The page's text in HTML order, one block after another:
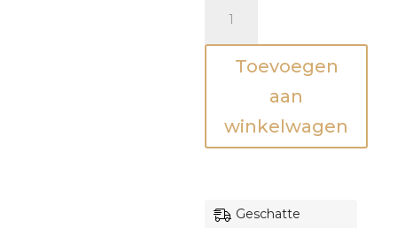
Otter
aantalToevoegen
aan
winkelwagen
Geschatte